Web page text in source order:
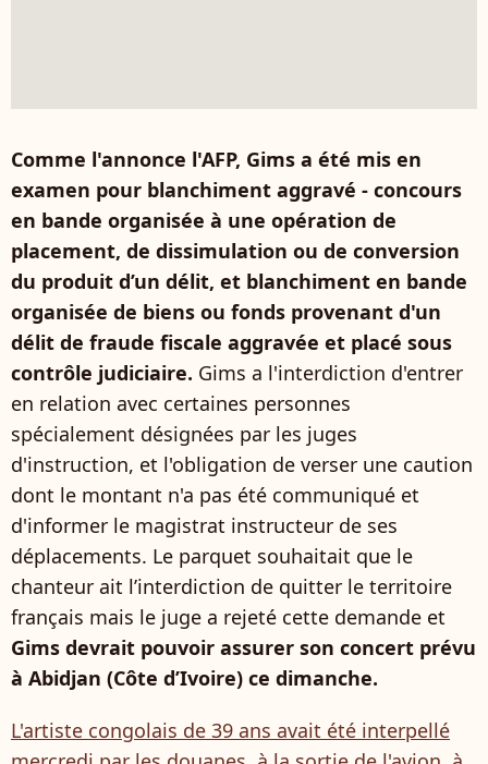
Comme l'annonce l'AFP, Gims a été mis en
examen pour blanchiment aggravé - concours
en bande organisée à une opération de
placement, de dissimulation ou de conversion
du produit d’un délit, et blanchiment en bande
organisée de biens ou fonds provenant d'un
délit de fraude fiscale aggravée et placé sous
contrôle judiciaire. Gims a l'interdiction d'entrer
en relation avec certaines personnes
spécialement désignées par les juges
d'instruction, et l'obligation de verser une caution
dont le montant n'a pas été communiqué et
d'informer le magistrat instructeur de ses
déplacements. Le parquet souhaitait que le
chanteur ait l’interdiction de quitter le territoire
français mais le juge a rejeté cette demande et
Gims devrait pouvoir assurer son concert prévu
à Abidjan (Côte d’Ivoire) ce dimanche.
L'artiste congolais de 39 ans avait été interpellé